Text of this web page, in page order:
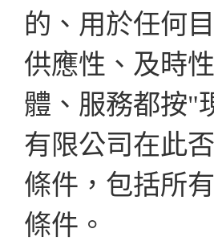
的、用於任何
供應性、及時
體、服務都按"
有限公司在此
條件，包括所
條件。